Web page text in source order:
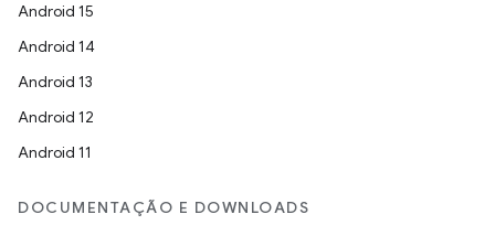
Android 15
Android 14
Android 13
Android 12
Android 11
DOCUMENTAÇÃO E DOWNLOADS